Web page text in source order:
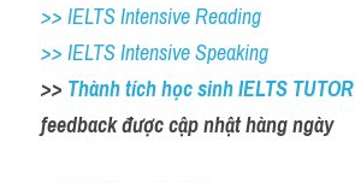
>> IELTS Intensive Reading
>> IELTS Intensive Speaking
>> Thành tích học sinh IELTS TUTOR
feedback được cập nhật hàng ngày